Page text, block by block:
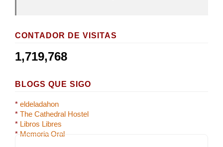
CONTADOR DE VISITAS
1,719,768
BLOGS QUE SIGO
* eldeladahon
* The Cathedral Hostel
* Libros Libres
* Memoria Oral